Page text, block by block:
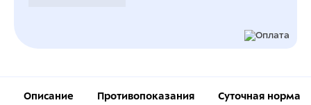
Описание Противопоказания Суточная норма